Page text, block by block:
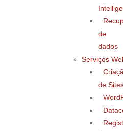
de
dados
Serviços
de